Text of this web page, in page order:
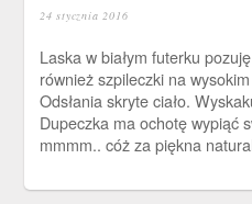
24 stycznia 2016
Laska w białym futerku
również szpileczki na
Odsłania skryte ciało.
Dupeczka ma ochotę wypiąć
mmmm.. cóż za piękna